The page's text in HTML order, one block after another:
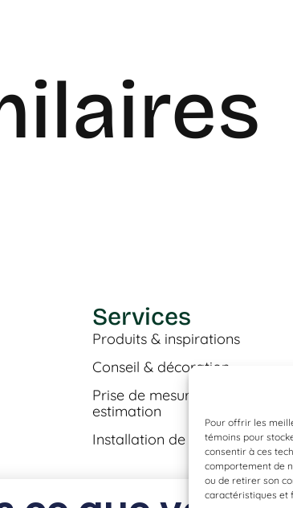
Pour offrir les
témoins pour
consentir à ces
comportement de
ou de retirer son
caractéristiques et
Services
Produits & inspirations
Conseil & décoration
Prise de mesures &
estimation
Installation de plancher